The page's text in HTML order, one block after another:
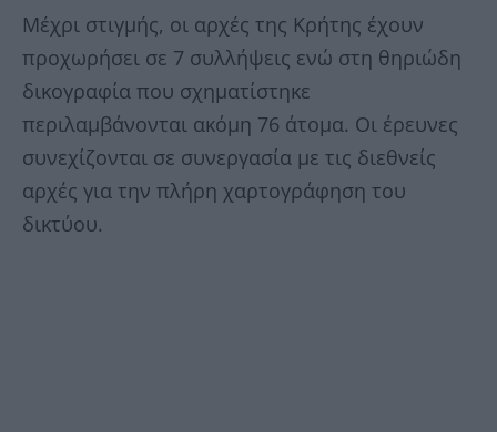
Μέχρι στιγμής, οι αρχές της Κρήτης έχουν
προχωρήσει σε 7 συλλήψεις ενώ στη θηριώδη
δικογραφία που σχηματίστηκε
περιλαμβάνονται ακόμη 76 άτομα. Οι έρευνες
συνεχίζονται σε συνεργασία με τις διεθνείς
αρχές για την πλήρη χαρτογράφηση του
δικτύου.